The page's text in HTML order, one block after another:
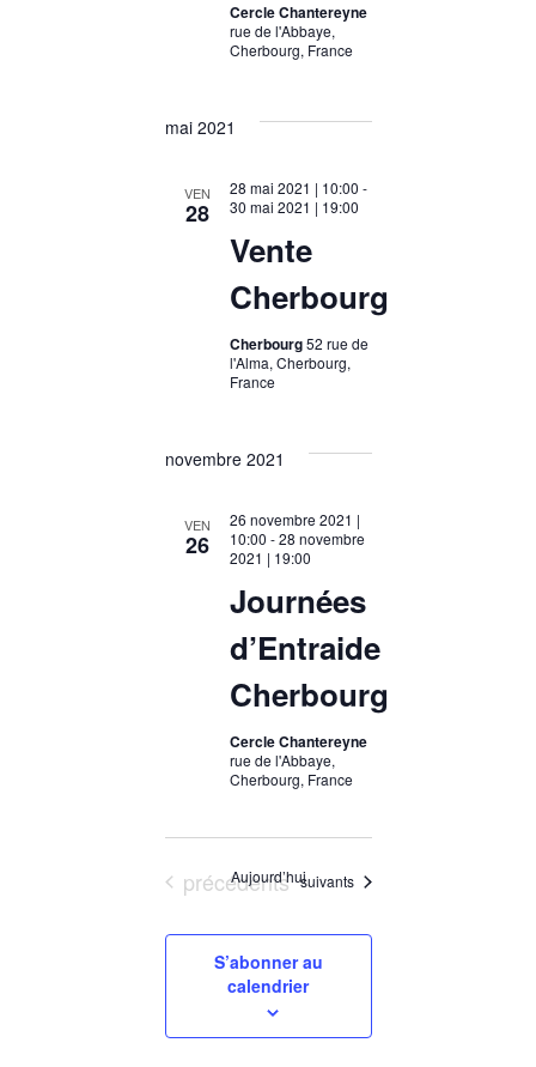
Cercle Chantereyne
rue de l'Abbaye,
Cherbourg, France
mai 2021
VEN
28
Vente
Cherbourg
28 mai 2021 | 10:00 -
30 mai 2021 | 19:00
Cherbourg52 rue de
l'Alma, Cherbourg,
France
novembre 2021
VEN
26
Journées
d’Entraide
Cherbourg
26 novembre 2021 |
10:00 -28 novembre
2021 | 19:00
Cercle Chantereyne
rue de l'Abbaye,
Cherbourg, France
Évènements
précédents
Aujourd’huiÉvènements
suivants
S’abonner au
calendrier